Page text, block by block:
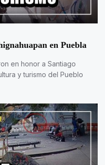
en Puebla
en honor a Santiago
y turismo del Pueblo